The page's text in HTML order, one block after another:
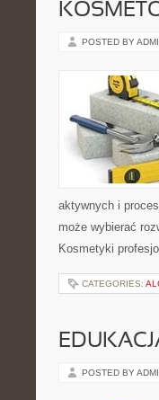
POSTED BY
aktywnych i
może wybierać
Kosmetyki
CATEGORIES:
POSTED BY